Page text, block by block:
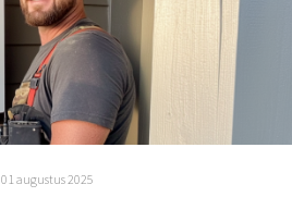
01 augustus 2025